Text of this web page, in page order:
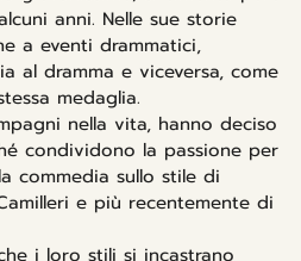
anni. Nelle sue storie
a eventi drammatici,
al dramma e viceversa, come
medaglia.
nella vita, hanno deciso
condividono la passione per
commedia sullo stile di
e più recentemente di
i loro stili si incastrano